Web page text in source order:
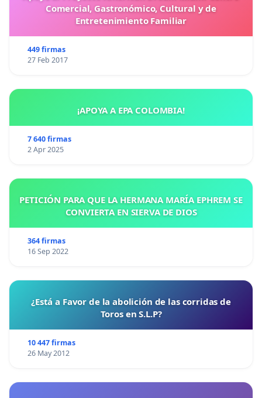
Comercial, Gastronómico, Cultural y de
Entretenimiento Familiar
449 firmas
27 Feb 2017
¡APOYA A EPA COLOMBIA!
7 640 firmas
2 Apr 2025
PETICIÓN PARA QUE LA HERMANA MARÍA EPHREM SE
CONVIERTA EN SIERVA DE DIOS
364 firmas
16 Sep 2022
¿Está a Favor de la abolición de las corridas de
Toros en S.L.P?
10 447 firmas
26 May 2012